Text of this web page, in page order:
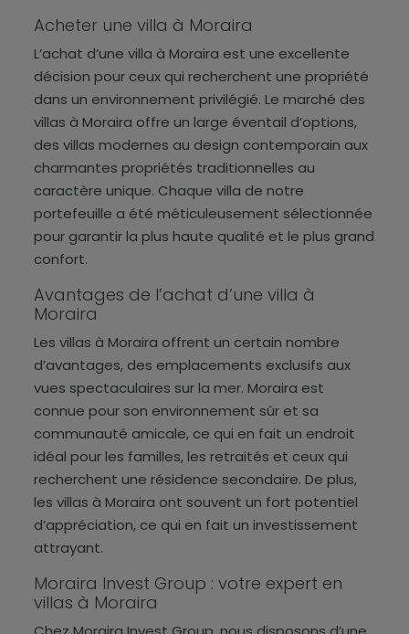
Acheter une villa à Moraira
L’achat d’une villa à Moraira est une excellente
décision pour ceux qui recherchent une propriété
dans un environnement privilégié. Le marché des
villas à Moraira offre un large éventail d’options,
des villas modernes au design contemporain aux
charmantes propriétés traditionnelles au
caractère unique. Chaque villa de notre
portefeuille a été méticuleusement sélectionnée
pour garantir la plus haute qualité et le plus grand
confort.
Avantages de l’achat d’une villa à
Moraira
Les villas à Moraira offrent un certain nombre
d’avantages, des emplacements exclusifs aux
vues spectaculaires sur la mer. Moraira est
connue pour son environnement sûr et sa
communauté amicale, ce qui en fait un endroit
idéal pour les familles, les retraités et ceux qui
recherchent une résidence secondaire. De plus,
les villas à Moraira ont souvent un fort potentiel
d’appréciation, ce qui en fait un investissement
attrayant.
Moraira Invest Group : votre expert en
villas à Moraira